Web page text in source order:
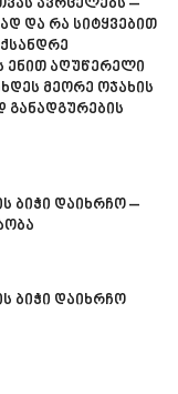
ავრცელებს –
და რა სიტყვებით
ენით აღუწერელი
მეორე ოჯახის
განადგურების
ბიჭი დაიხრჩო –
ბიჭი დაიხრჩო